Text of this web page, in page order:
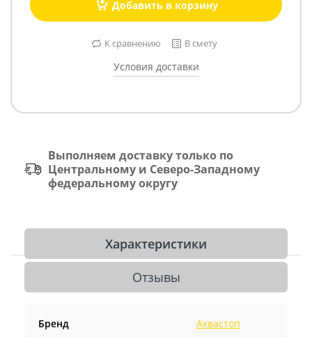
Добавить в корзину
К сравнению В смету
Условия доставки
Выполняем доставку только по
Центральному и Северо-Западному
федеральному округу
Характеристики
Отзывы
Бренд Аквастоп